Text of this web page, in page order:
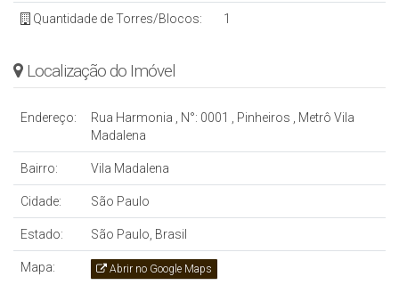
Quantidade de Torres/Blocos: 1
Localização do Imóvel
Endereço: Rua Harmonia , N°: 0001 , Pinheiros , Metrô Vila
Madalena
Bairro: Vila Madalena
Cidade: São Paulo
Estado: São Paulo, Brasil
Mapa: Abrir no Google Maps